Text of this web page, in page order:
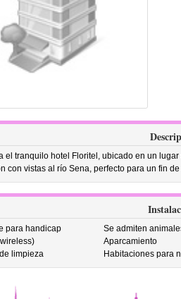
el tranquilo hotel Floritel, ubicado en un
con vistas al río Sena, perfecto para un fin
para handicap Se admiten
Aparcamiento
limpieza
Habitaciones para